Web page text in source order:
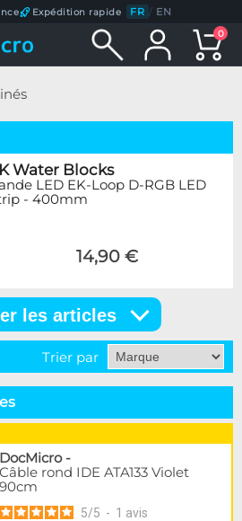
Expédition rapide FR / EN
0
Water Blocks
LED EK-Loop D-RGB LED
- 400mm
14,90 €
3
les articles
Trier par
DocMicro-
Câble rond IDE ATA133 Violet
90cm
5/5 - 1 avis